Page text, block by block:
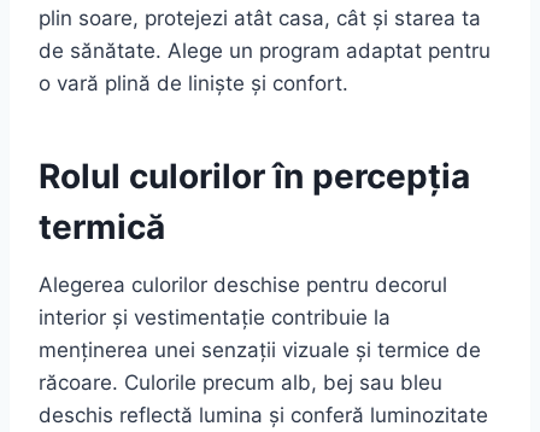
plin soare, protejezi atât casa, cât și starea ta
de sănătate. Alege un program adaptat pentru
o vară plină de liniște și confort.
Rolul culorilor în percepția
termică
Alegerea culorilor deschise pentru decorul
interior și vestimentație contribuie la
menținerea unei senzații vizuale și termice de
răcoare. Culorile precum alb, bej sau bleu
deschis reflectă lumina și conferă luminozitate